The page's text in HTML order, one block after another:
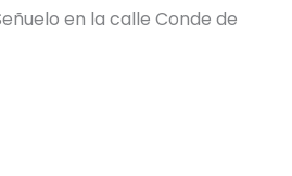
en la calle Conde de